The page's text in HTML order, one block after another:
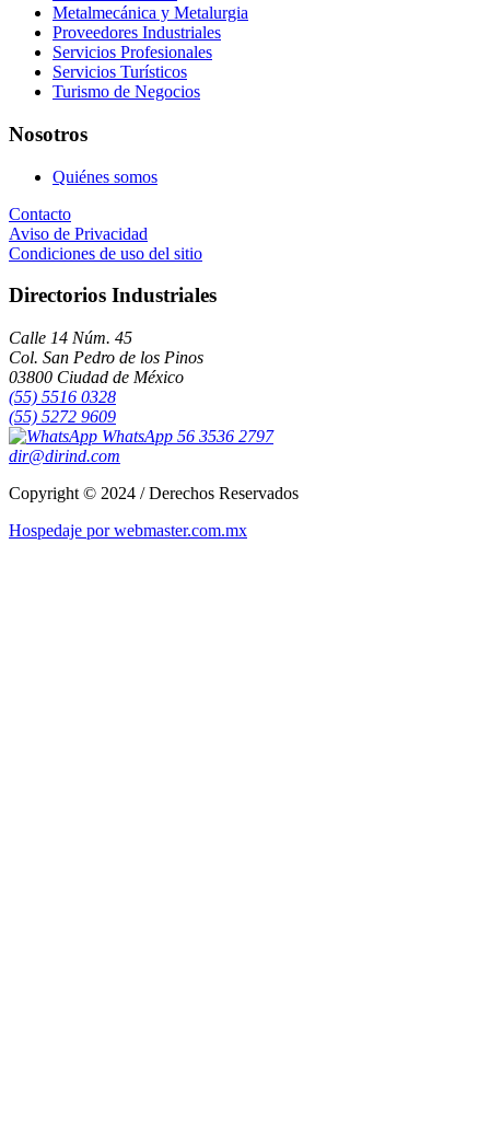
Metalmecánica y Metalurgia
Proveedores Industriales
Servicios Profesionales
Servicios Turísticos
Turismo de Negocios
Nosotros
Quiénes somos
Contacto
Aviso de Privacidad
Condiciones de uso del sitio
Directorios Industriales
Calle 14 Núm. 45
Col. San Pedro de los Pinos
03800 Ciudad de México
(55) 5516 0328
(55) 5272 9609
WhatsApp 56 3536 2797
dir@dirind.com
Copyright © 2024 / Derechos Reservados
Hospedaje por webmaster.com.mx